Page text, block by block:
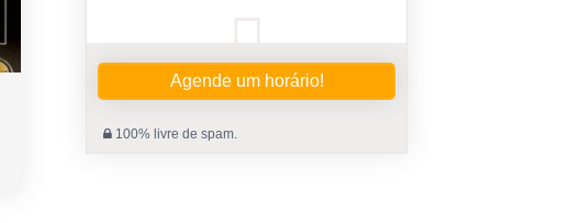
Agende um horário!
100% livre de spam.